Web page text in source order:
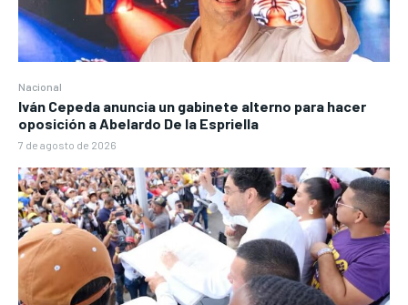
Nacional
Iván Cepeda anuncia un gabinete alterno para hacer
oposición a Abelardo De la Espriella
7 de agosto de 2026